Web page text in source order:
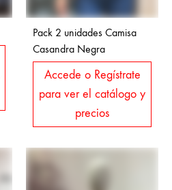
Pack 2 unidades Camisa
Casandra Negra
Accede o Regístrate
para ver el catálogo y
precios